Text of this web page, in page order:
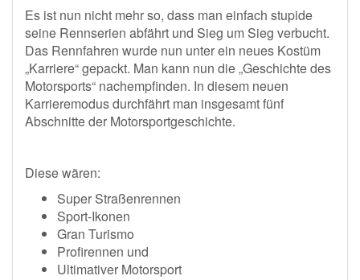
Es ist nun nicht mehr so, dass man einfach stupide
seine Rennserien abfährt und Sieg um Sieg verbucht.
Das Rennfahren wurde nun unter ein neues Kostüm
„Karriere“ gepackt. Man kann nun die „Geschichte des
Motorsports“ nachempfinden. In diesem neuen
Karrieremodus durchfährt man insgesamt fünf
Abschnitte der Motorsportgeschichte.
Diese wären:
Super Straßenrennen
Sport-Ikonen
Gran Turismo
Profirennen und
Ultimativer Motorsport